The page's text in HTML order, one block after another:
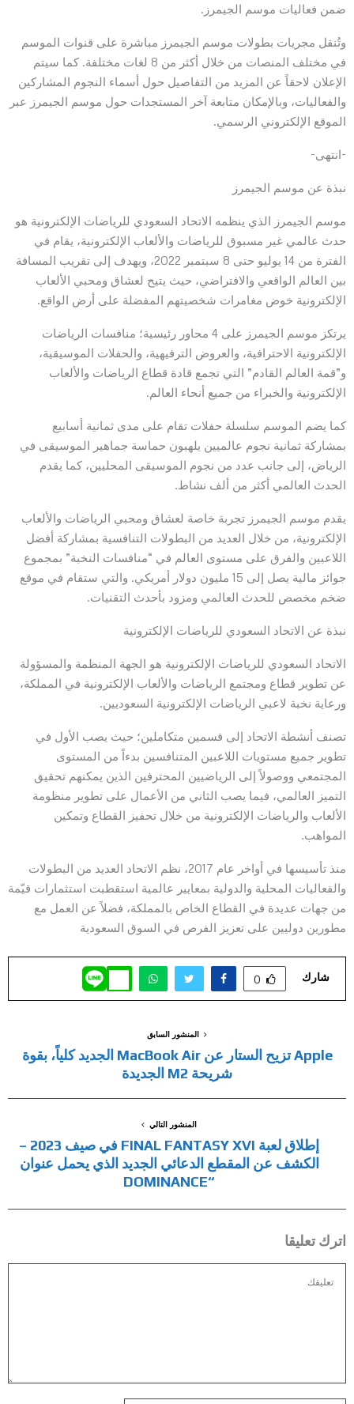
ضمن فعاليات موسم الجيمرز.
وتُنقل مجريات بطولات موسم الجيمرز مباشرة على قنوات الموسم
في مختلف المنصات من خلال أكثر من 8 لغات مختلفة. كما سيتم
الإعلان لاحقاً عن المزيد من التفاصيل حول أسماء النجوم المشاركين
والفعاليات، وبالإمكان متابعة آخر المستجدات حول موسم الجيمرز عبر
الموقع الإلكتروني الرسمي.
-انتهى-
نبذة عن موسم الجيمرز
موسم الجيمرز الذي ينظمه الاتحاد السعودي للرياضات الإلكترونية هو
حدث عالمي غير مسبوق للرياضات والألعاب الإلكترونية، يقام في
الفترة من 14 يوليو حتى 8 سبتمبر 2022، ويهدف إلى تقريب المسافة
بين العالم الواقعي والافتراضي، حيث يتيح لعشاق ومحبي الألعاب
الإلكترونية خوض مغامرات شخصيتهم المفضلة على أرض الواقع.
يرتكز موسم الجيمرز على 4 محاور رئيسية؛ منافسات الرياضات
الإلكترونية الاحترافية، والعروض الترفيهية، والحفلات الموسيقية،
و”قمة العالم القادم” التي تجمع قادة قطاع الرياضات والألعاب
الإلكترونية والخبراء من جميع أنحاء العالم.
كما يضم الموسم سلسلة حفلات تقام على مدى ثمانية أسابيع
بمشاركة ثمانية نجوم عالميين يلهبون حماسة جماهير الموسيقى في
الرياض، إلى جانب عدد من نجوم الموسيقى المحليين، كما يقدم
الحدث العالمي أكثر من ألف نشاط.
يقدم موسم الجيمرز تجربة خاصة لعشاق ومحبي الرياضات والألعاب
الإلكترونية، من خلال العديد من البطولات التنافسية بمشاركة أفضل
اللاعبين والفرق على مستوى العالم في “منافسات النخبة” بمجموع
جوائز مالية يصل إلى 15 مليون دولار أمريكي. والتي ستقام في موقع
ضخم مخصص للحدث العالمي ومزود بأحدث التقنيات.
نبذة عن الاتحاد السعودي للرياضات الإلكترونية
الاتحاد السعودي للرياضات الإلكترونية هو الجهة المنظمة والمسؤولة
عن تطوير قطاع ومجتمع الرياضات والألعاب الإلكترونية في المملكة،
ورعاية نخبة لاعبي الرياضات الإلكترونية السعوديين.
تصنف أنشطة الاتحاد إلى قسمين متكاملين؛ حيث يصب الأول في
تطوير جميع مستويات اللاعبين المتنافسين بدءاً من المستوى
المجتمعي ووصولاً إلى الرياضيين المحترفين الذين يمكنهم تحقيق
التميز العالمي، فيما يصب الثاني من الأعمال على تطوير منظومة
الألعاب والرياضات الإلكترونية من خلال تحفيز القطاع وتمكين
المواهب.
منذ تأسيسها في أواخر عام 2017، نظم الاتحاد العديد من البطولات
والفعاليات المحلية والدولية بمعايير عالمية استقطبت استثمارات قيّمة
من جهات عديدة في القطاع الخاص بالمملكة، فضلاً عن العمل مع
مطورين دوليين على تعزيز الفرص في السوق السعودية
شارك 0
المنشور السابق
Apple تزيح الستار عن MacBook Air الجديد كلياً، بقوة
شريحة M2 الجديدة
المنشور التالي
إطلاق لعبة FINAL FANTASY XVI في صيف 2023 –
الكشف عن المقطع الدعائي الجديد الذي يحمل عنوان
“DOMINANCE
اترك تعليقا